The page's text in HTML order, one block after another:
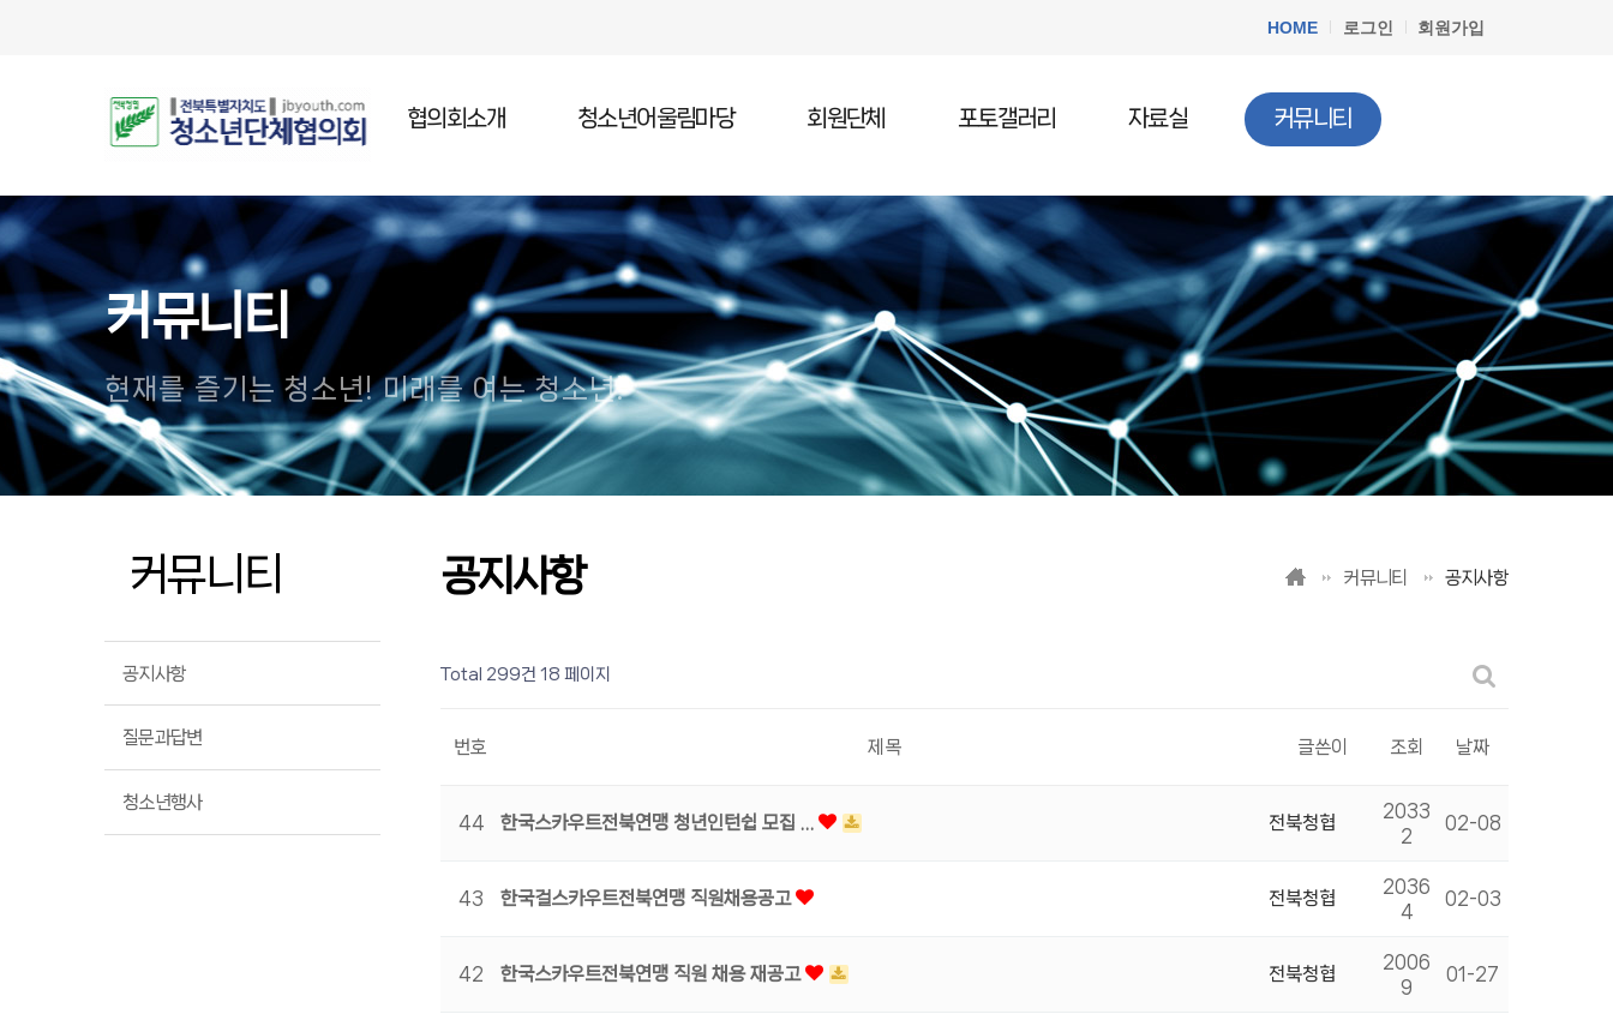
HOME 로그인 회원가입
협의회소개
인사말
설립목적
주요연혁
조직임원
오시는길
청소년어울림마당
청소년어울림마당 소개
청소년어울림마당 일정
청소년어울림마당 참가
회원단체 포토갤러리 자료실
청소년법률
청소년정책
문서자료실
청소년 DB
청소년 관련기사
커뮤니티
공지사항
질문과답변
청소년행사
커뮤니티
현재를 즐기는 청소년! 미래를 여는 청소년!
커뮤니티
공지사항
질문과답변
청소년행사
커뮤니티 공지사항
공지사항
Total 299건 18 페이지
번호 제목 글쓴이 조회 날짜
44 한국스카우트전북연맹 청년인턴쉽 모집 … 전북청협
2033
2
02-08
43 한국걸스카우트전북연맹 직원채용공고 전북청협
2036
4
02-03
42 한국스카우트전북연맹 직원 채용 재공고 전북청협
2006
9
01-27